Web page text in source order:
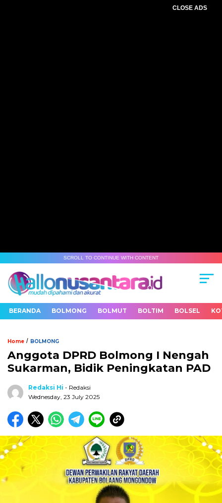
CLOSE ADS
SCROLL TO CONTINUE WITH CONTENT
BERANDA BOLMONG BOLMUT BOLTIM BOLSEL
Home / BOLMONG
Anggota DPRD Bolmong I Nengah
Sukarman, Bidik Peningkatan PAD
Redaksi Hi - Redaksi
Wednesday, 23 July 2025